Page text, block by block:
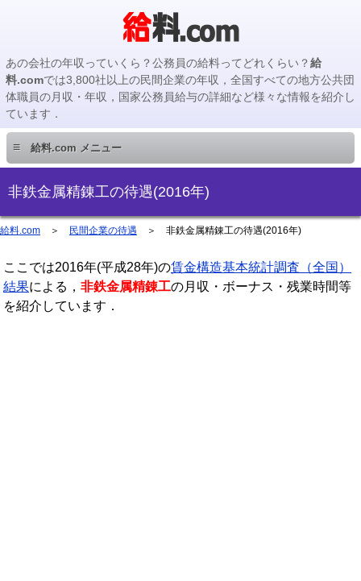
あの会社の年収っていくら？公務員の給料ってどれくらい？給
料.comでは3,800社以上の民間企業の年収，全国すべての地方公共団
体職員の月収・年収，国家公務員給与の詳細など様々な情報を紹介し
ています．
≡ 給料.com メニュー
民間企業編
国家公務員編
地方公務員編
地方公務員給料検索
非鉄金属精錬工の待遇(2016年)
給料.com ＞ 民間企業の待遇 ＞ 非鉄金属精錬工の待遇(2016年)
ここでは2016年(平成28年)の賃金構造基本統計調査（全国）
結果による， 非鉄金属精錬工の月収・ボーナス・残業時間等
を紹介しています．